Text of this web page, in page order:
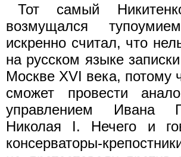
Тот самый
возмущался
искренно считал, что
на русском языке
Москве XVI века, потому
сможет провести
управлением Ивана
Николая I. Нечего и
консерваторы-